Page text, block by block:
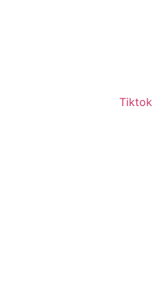
Tiktok